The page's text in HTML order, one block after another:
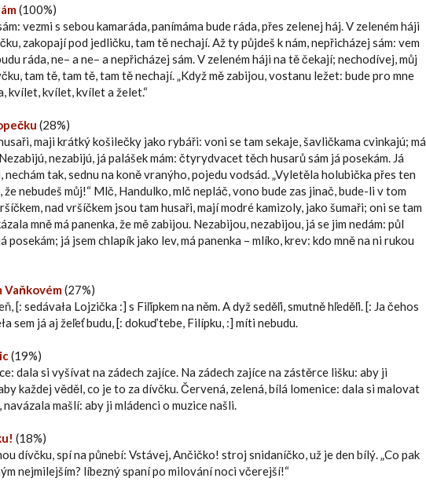
(100%)
vezmi s sebou kamaráda, panímáma bude ráda, přes zelenej háj. V zeleném háji
zakopají pod jedličku, tam tě nechají. Až ty půjdeš k nám, nepřicházej sám: vem
ráda, ne– a ne– a nepřicházej sám. V zeleném háji na tě čekají; nechodívej, můj
tam tě, tam tě, tam tě nechají. „Když mě zabijou, vostanu ležet: bude pro mne
kvílet, kvílet, kvílet a želet.“
(28%)
maji krátký košilečky jako rybáři: voni se tam sekaje, šavličkama cvinkajú; má
nezabijú, já palášek mám: čtyrydvacet těch husarů sám já posekám. Já
nechám tak, sednu na koně vranýho, pojedu vodsád. „Vyletěla holubička přes ten
že nebudeš můj!“ Mlč, Handulko, mlč nepláč, vono bude zas jinač, bude-li v tom
nad vršíčkem jsou tam husaři, mají modré kamizoly, jako šumaři; oni se tam
mně má panenka, že mě zabijou. Nezabijou, nezabijou, já se jim nedám: půl
já jsem chlapík jako lev, má panenka – mlíko, krev: kdo mně na ni rukou
Vaňkovém(27%)
[: sedávała Lojzička :] s Fiľípkem na něm. A dyž seděľi, smutně hľeděľi. [: Ja čehos
sem já aj žeľeť budu, [: dokuď tebe, Filípku, :] míti nebudu.
(19%)
dala si vyšívat na zádech zajíce. Na zádech zajíce na zástěrce lišku: aby ji
každej věděl, co je to za dívčku. Červená, zelená, bílá lomenice: dala si malovat
mašlí: aby ji mládenci o muzice našli.
(18%)
dívčku, spí na půnebí: Vstávej, Ančičko! stroj snidaníčko, už je den bílý. „Co pak
nejmilejším? líbezný spaní po milování noci včerejší!“